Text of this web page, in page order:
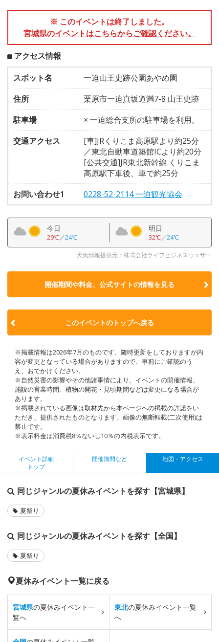
※ このイベントは終了しました。
宮城県のイベントはこちらからご確認ください。
アクセス情報
スポット名
一迫山王史跡公園あやめ園
住所
栗原市一迫真坂道満7-8 山王史跡
駐車場
× 一迫総合支所の駐車場を利用。
交通アクセス
[車]JRくりこま高原駅より約25分
／東北自動車道築館ICより約20分
[公共交通]JR東北新幹線 くりこま
高原駅下車後、車で約25分
お問い合わせ1
0228-52-2114 一迫観光協会
今日
29℃／24℃
明日
32℃／24℃
天気情報提供元：株式会社ライフビジネスウェザー
開催期間や料金、公式サイトの情報を見る
このイベントのトップへ戻る
※掲載情報は2026年7月のものです。随時更新をしておりますが内
容が変更となっている場合がありますので、事前にご確認のう
え、おでかけください。
※自然災害の影響やその他諸事情により、イベントの開催情報、
施設の営業時間、植物の開花・見頃期間などは変更になる場合が
あります。
※掲載されている画像は取材先から本ページへの掲載の許諾をい
ただき、提供されたものとなります。画像の無断転載(二次使用)は
禁止です。
※表示料金は消費税8％ないし10％の内税表示です。
イベント詳細
トップ
開催期間など 地図・アクセス
同じジャンルの夏休みイベントを探す【宮城県】
夏祭り
同じジャンルの夏休みイベントを探す【全国】
夏祭り
夏休みイベント一覧に戻る
宮城県の夏休みイベント一
覧へ
東北の夏休みイベント一覧
へ